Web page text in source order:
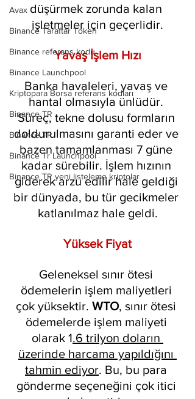
Avax
Binance Taraftar Token
Binance referans kodu
Binance Launchpool
Kriptopara Borsa referans kodları
Binance TR
Binance TR
Binance Tr Launchpool
Binance TR yeni listeleme kriptolar
düşürmek zorunda kalan
işletmeler için geçerlidir.
Yavaş İşlem Hızı
Banka havaleleri, yavaş ve
hantal olmasıyla ünlüdür.
Süreç, tekne dolusu formların
doldurulmasını garanti eder ve
bazen tamamlanması 7 güne
kadar sürebilir. İşlem hızının
giderek arzu edilir hale geldiği
bir dünyada, bu tür gecikmeler
katlanılmaz hale geldi.
Yüksek Fiyat
Geleneksel sınır ötesi
ödemelerin işlem maliyetleri
çok yüksektir. WTO, sınır ötesi
ödemelerde işlem maliyeti
olarak 1.6 trilyon doların
üzerinde harcama yapıldığını
tahmin ediyor. Bu, bu para
gönderme seçeneğini çok itici